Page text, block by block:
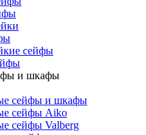
сейфы
и шкафы
сейфы и шкафы
сейфы Aiko
сейфы Valberg